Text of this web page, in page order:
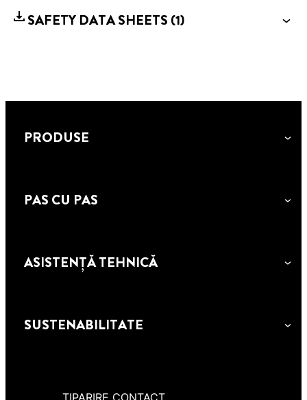
SAFETY DATA SHEETS (1)
PRODUSE
PAS CU PAS
ASISTENȚĂ TEHNICĂ
SUSTENABILITATE